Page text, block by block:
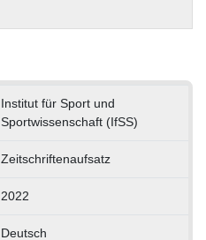
Institut für Sport und
Sportwissenschaft (IfSS)
Zeitschriftenaufsatz
2022
Deutsch